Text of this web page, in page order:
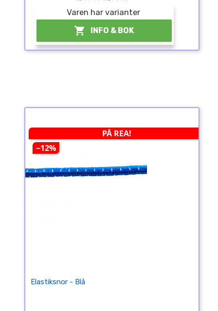
Varen har varianter
 INFO & BOK
PÅ REA!
−12%
Elastiksnor - Blå